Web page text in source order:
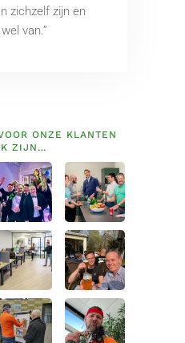
zichzelf zijn en
van.”
ONZE KLANTEN
ZIJN…